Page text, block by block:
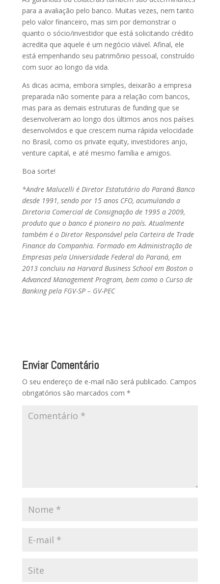
para a avaliação pelo banco. Muitas vezes, nem tanto
pelo valor financeiro, mas sim por demonstrar o
quanto o sócio/investidor que está solicitando crédito
acredita que aquele é um negócio viável. Afinal, ele
está empenhando seu patrimônio pessoal, construído
com suor ao longo da vida.
As dicas acima, embora simples, deixarão a empresa
preparada não somente para a relação com bancos,
mas para as demais estruturas de funding que se
desenvolveram ao longo dos últimos anos nos países
desenvolvidos e que crescem numa rápida velocidade
no Brasil, como os private equity, investidores anjo,
venture capital, e até mesmo família e amigos.
Boa sorte!
*Andre Malucelli é Diretor Estatutário do Paraná Banco
desde 1991, sendo por 15 anos CFO, acumulando a
Diretoria Comercial de Consignação de 1995 a 2009,
produto que o banco é pioneiro no país. Atualmente
também é o Diretor Responsável pela Carteira de Trade
Finance da Companhia. Formado em Administração de
Empresas pela Universidade Federal do Paraná, em
2013 concluiu na Harvard Business School em Boston o
Advanced Management Program, bem como o Curso de
Banking pela FGV-SP – GV-PEC
Enviar Comentário
O seu endereço de e-mail não será publicado. Campos
obrigatórios são marcados com *